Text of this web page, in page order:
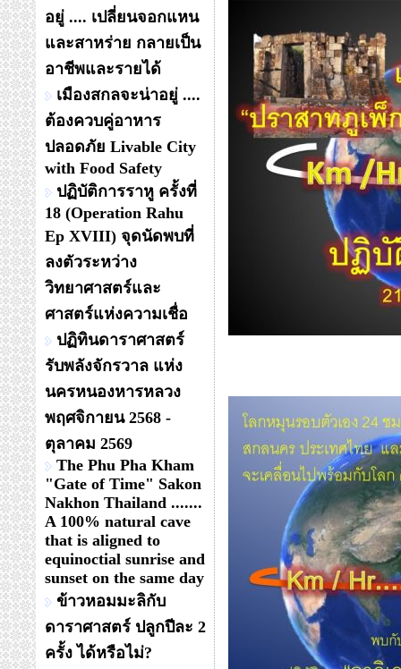
อยู่ .... เปลี่ยนจอกแหน
และสาหร่าย กลายเป็น
อาชีพและรายได้
เมืองสกลจะน่าอยู่ ....
ต้องควบคู่อาหาร
ปลอดภัย Livable City
with Food Safety
ปฏิบัติการราหู ครั้งที่
18 (Operation Rahu
Ep XVIII) จุดนัดพบที่
ลงตัวระหว่าง
วิทยาศาสตร์และ
ศาสตร์แห่งความเชื่อ
ปฏิทินดาราศาสตร์
รับพลังจักรวาล แห่ง
นครหนองหารหลวง
พฤศจิกายน 2568 -
ตุลาคม 2569
The Phu Pha Kham
"Gate of Time" Sakon
Nakhon Thailand .......
A 100% natural cave
that is aligned to
equinoctial sunrise and
sunset on the same day
ข้าวหอมมะลิกับ
ดาราศาสตร์ ปลูกปีละ 2
ครั้ง ได้หรือไม่?